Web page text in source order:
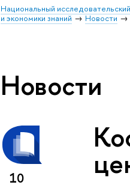
Национальный
и экономики знаний
Новости
Новости
10